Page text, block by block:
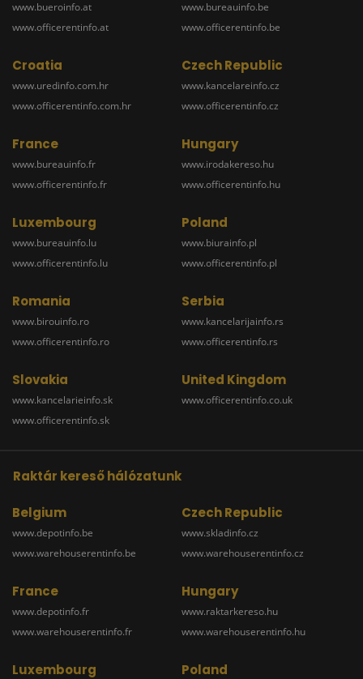
www.bueroinfo.at
www.officerentinfo.at
www.bureauinfo.be
www.officerentinfo.be
Croatia
www.uredinfo.com.hr
www.officerentinfo.com.hr
Czech Republic
www.kancelareinfo.cz
www.officerentinfo.cz
France
www.bureauinfo.fr
www.officerentinfo.fr
Hungary
www.irodakereso.hu
www.officerentinfo.hu
Luxembourg
www.bureauinfo.lu
www.officerentinfo.lu
Poland
www.biurainfo.pl
www.officerentinfo.pl
Romania
www.birouinfo.ro
www.officerentinfo.ro
Serbia
www.kancelarijainfo.rs
www.officerentinfo.rs
Slovakia
www.kancelarieinfo.sk
www.officerentinfo.sk
United Kingdom
www.officerentinfo.co.uk
Raktár kereső hálózatunk
Belgium
www.depotinfo.be
www.warehouserentinfo.be
Czech Republic
www.skladinfo.cz
www.warehouserentinfo.cz
France
www.depotinfo.fr
www.warehouserentinfo.fr
Hungary
www.raktarkereso.hu
www.warehouserentinfo.hu
Luxembourg Poland